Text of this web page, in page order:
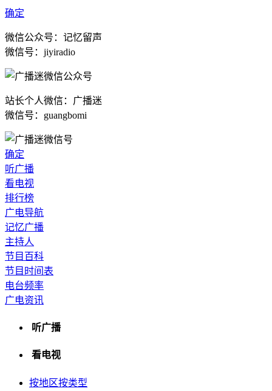
确定
微信公众号：记忆留声
微信号：jiyiradio
站长个人微信：广播迷
微信号：guangbomi
确定
听广播
看电视
排行榜
广电导航
记忆广播
主持人
节目百科
节目时间表
电台频率
广电资讯
听广播
看电视
按地区按类型